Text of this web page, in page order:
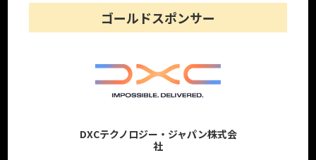
ゴールドスポンサー
DXCテクノロジー・ジャパン株式会
社